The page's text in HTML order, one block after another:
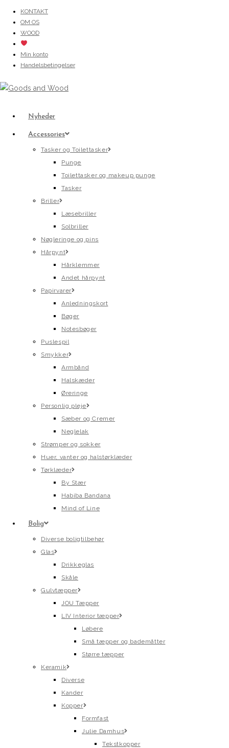
content
KONTAKT
OM OS
WOOD
Min konto
Handelsbetingelser
Nyheder
Accessories
Tasker og Toilettasker
Punge
Toilettasker og makeup punge
Tasker
Briller
Læsebriller
Solbriller
Nøgleringe og pins
Hårpynt
Hårklemmer
Andet hårpynt
Papirvarer
Anledningskort
Bøger
Notesbøger
Puslespil
Smykker
Armbånd
Halskæder
Øreringe
Personlig pleje
Sæber og Cremer
Neglelak
Strømper og sokker
Huer, vanter og halstørklæder
Tørklæder
By Stær
Habiba Bandana
Mind of Line
Bolig
Diverse boligtilbehør
Glas
Drikkeglas
Skåle
Gulvtæpper
JOU Tæpper
LIV Interior tæpper
Løbere
Små tæpper og bademåtter
Større tæpper
Keramik
Diverse
Kander
Kopper
Formfast
Julie Damhus
Tekstkopper